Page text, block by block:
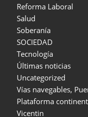
Reforma Laboral
Salud
Soberanía
SOCIEDAD
Tecnología
Últimas noticias
Uncategorized
Vías navegables,
Plataforma
Vicentin